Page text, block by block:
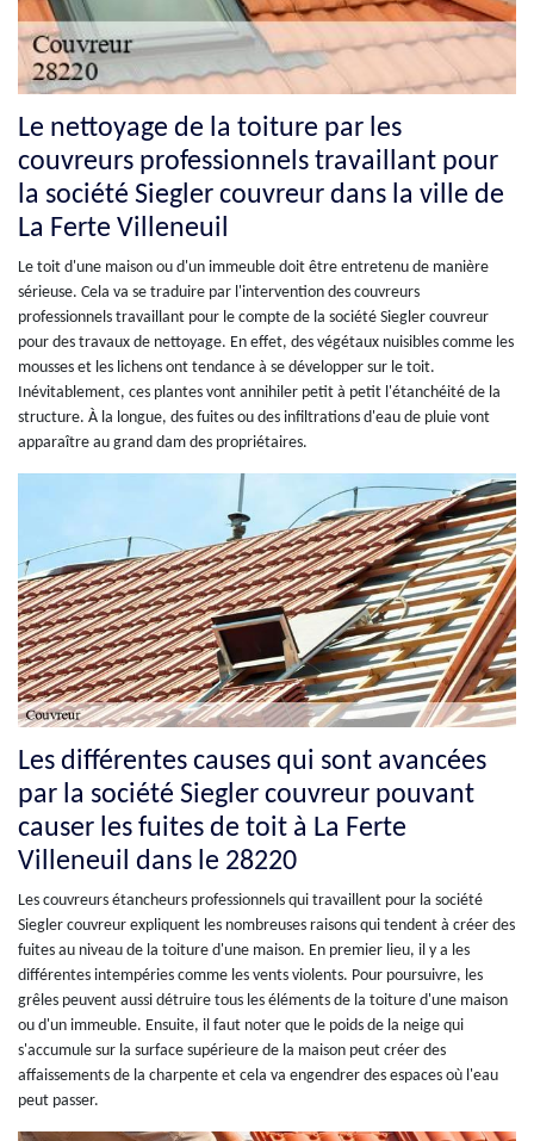
Le nettoyage de la toiture par les
couvreurs professionnels travaillant pour
la société Siegler couvreur dans la ville de
La Ferte Villeneuil
Le toit d'une maison ou d'un immeuble doit être entretenu de manière
sérieuse. Cela va se traduire par l'intervention des couvreurs
professionnels travaillant pour le compte de la société Siegler couvreur
pour des travaux de nettoyage. En effet, des végétaux nuisibles comme les
mousses et les lichens ont tendance à se développer sur le toit.
Inévitablement, ces plantes vont annihiler petit à petit l'étanchéité de la
structure. À la longue, des fuites ou des infiltrations d'eau de pluie vont
apparaître au grand dam des propriétaires.
Les différentes causes qui sont avancées
par la société Siegler couvreur pouvant
causer les fuites de toit à La Ferte
Villeneuil dans le 28220
Les couvreurs étancheurs professionnels qui travaillent pour la société
Siegler couvreur expliquent les nombreuses raisons qui tendent à créer des
fuites au niveau de la toiture d'une maison. En premier lieu, il y a les
différentes intempéries comme les vents violents. Pour poursuivre, les
grêles peuvent aussi détruire tous les éléments de la toiture d'une maison
ou d'un immeuble. Ensuite, il faut noter que le poids de la neige qui
s'accumule sur la surface supérieure de la maison peut créer des
affaissements de la charpente et cela va engendrer des espaces où l'eau
peut passer.